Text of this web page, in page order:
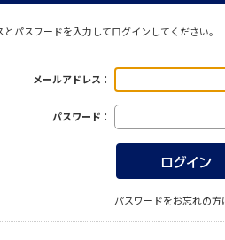
とパスワードを入力してログインしてください。
メールアドレス：
パスワード：
パスワードをお忘れの方